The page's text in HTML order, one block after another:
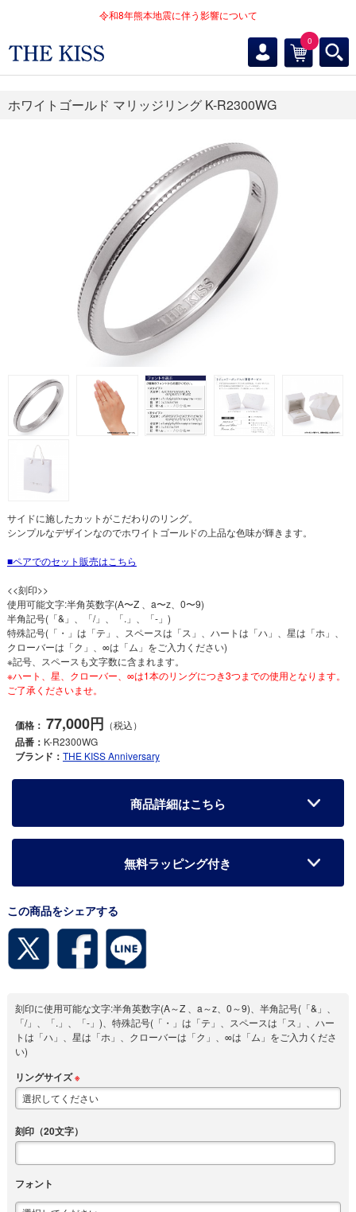
令和8年熊本地震に伴う影響について
0
ホワイトゴールド マリッジリング K-R2300WG
サイドに施したカットがこだわりのリング。
シンプルなデザインなのでホワイトゴールドの上品な色味が輝きます。
ペアでのセット販売はこちら
<<刻印>>
使用可能文字:半角英数字(A〜Z 、a〜z、0〜9)
半角記号(「&」、「/」、「.」、「-」)
特殊記号(「・」は「テ」、スペースは「ス」、ハートは「ハ」、星は「ホ」、
クローバーは「ク」、∞は「ム」をご入力ください)
※記号、スペースも文字数に含まれます。
※ハート、星、クローバー、∞は1本のリングにつき3つまでの使用となります。
ご了承くださいませ。
価格： 77,000円 （税込）
品番： K-R2300WG
ブランド： THE KISS Anniversary
商品詳細はこちら
無料ラッピング付き
この商品をシェアする
刻印に使用可能な文字:半角英数字(A～Z 、a～z、0～9)、半角記号(「&」、
「/」、「.」、「-」)、特殊記号(「・」は「テ」、スペースは「ス」、ハー
トは「ハ」、星は「ホ」、クローバーは「ク」、∞は「ム」をご入力くださ
い)
リングサイズ※
刻印（20文字）
フォント